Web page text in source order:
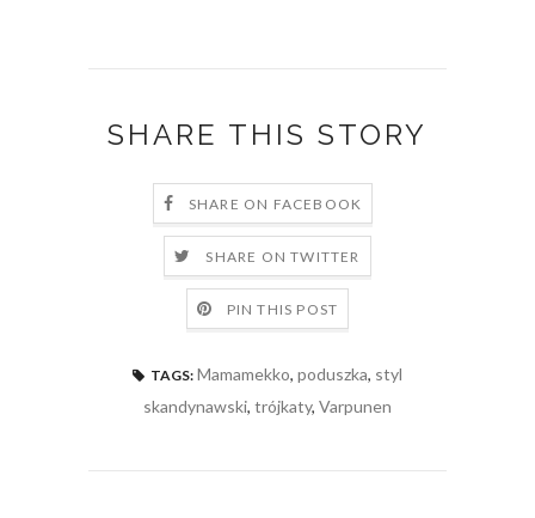
SHARE THIS STORY
SHARE ON FACEBOOK
SHARE ON TWITTER
PIN THIS POST
TAGS: Mamamekko, poduszka, styl
skandynawski, trójkaty, Varpunen